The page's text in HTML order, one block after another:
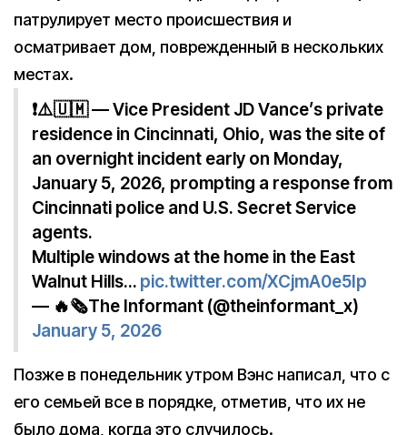
патрулирует место происшествия и
осматривает дом, поврежденный в нескольких
местах.
❗️⚠️🇺🇲 — Vice President JD Vance’s private
residence in Cincinnati, Ohio, was the site of
an overnight incident early on Monday,
January 5, 2026, prompting a response from
Cincinnati police and U.S. Secret Service
agents.
Multiple windows at the home in the East
Walnut Hills… pic.twitter.com/XCjmA0e5Ip
— 🔥🗞The Informant (@theinformant_x)
January 5, 2026
Позже в понедельник утром Вэнс написал, что с
его семьей все в порядке, отметив, что их не
было дома, когда это случилось.